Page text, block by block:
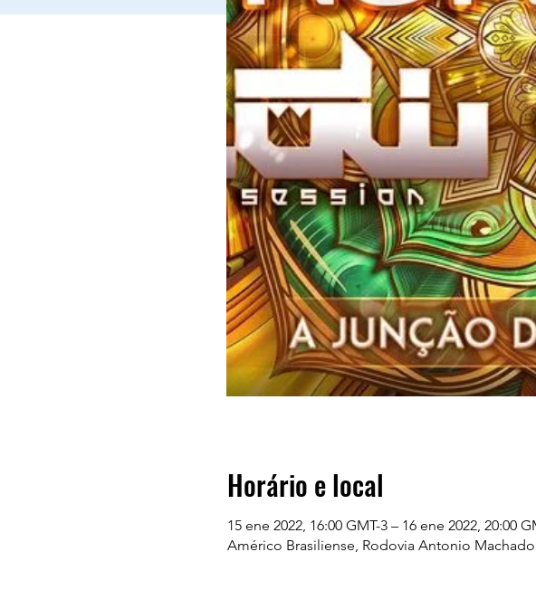
Horário e local
15 ene 2022, 16:00 GMT-3 – 16 ene 2022, 20:00
Américo Brasiliense, Rodovia Antonio Machado